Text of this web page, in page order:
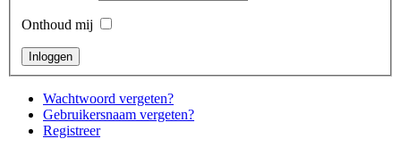
Onthoud mij
Wachtwoord vergeten?
Gebruikersnaam vergeten?
Registreer